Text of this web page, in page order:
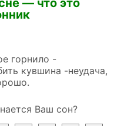
— что это
горнило -
кувшина -неудача,
Ваш сон?